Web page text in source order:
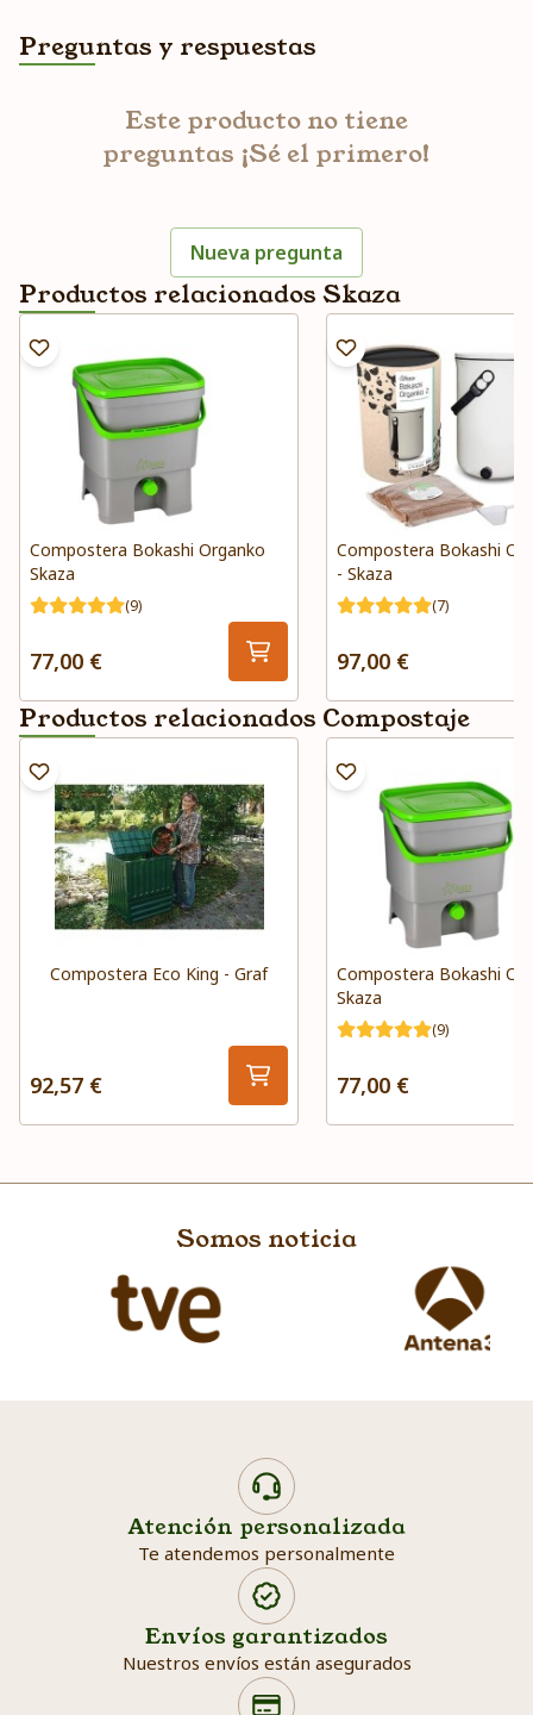
Preguntas y respuestas
Este producto no tiene
preguntas ¡Sé el primero!
Nueva pregunta
Productos relacionados Skaza
Compostera Bokashi Organko
Skaza
(9)
77,00 €
Compostera Bokashi
- Skaza
(7)
97,00 €
Productos relacionados Compostaje
Compostera Eco King - Graf
92,57 €
Compostera Bokashi
Skaza
(9)
77,00 €
Somos noticia
Atención personalizada
Te atendemos personalmente
Envíos garantizados
Nuestros envíos están asegurados
Search products